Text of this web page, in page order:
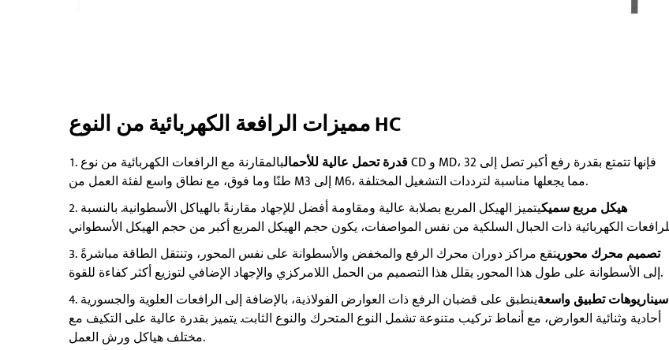
مميزات الرافعة الكهربائية من النوع HC
قدرة تحمل عالية للأحمالبالمقارنة مع الرافعات الكهربائية من نوع CD و MD، فإنها تتمتع بقدرة رفع أكبر تصل إلى 32
طنًا وما فوق، مع نطاق واسع لفئة العمل من M3 إلى M6، مما يجعلها مناسبة لترددات التشغيل المختلفة.
هيكل مربع سميكيتميز الهيكل المربع بصلابة عالية ومقاومة أفضل للإجهاد مقارنةً بالهياكل الأسطوانية. بالنسبة
تصميم محرك محوريتقع مراكز دوران محرك الرفع والمخفض والأسطوانة على نفس المحور، وتنتقل الطاقة مباشرةً
إلى الأسطوانة على طول هذا المحور. يقلل هذا التصميم من الحمل اللامركزي والإجهاد الإضافي لتوزيع أكثر كفاءة للقوة.
سيناريوهات تطبيق واسعةينطبق على قضبان الرفع ذات العوارض الفولاذية، بالإضافة إلى الرافعات العلوية والجسورية
أحادية وثنائية العوارض، مع أنماط تركيب متنوعة تشمل النوع المتحرك والنوع الثابت. يتميز بقدرة عالية على التكيف مع
مختلف هياكل ورش العمل.